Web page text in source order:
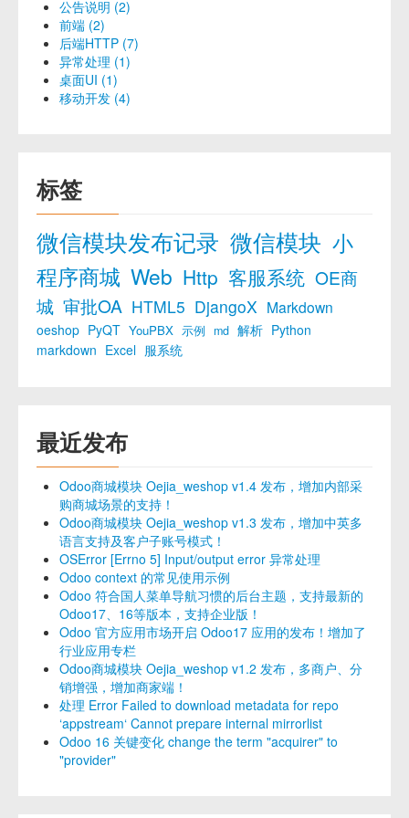
公告说明 (2)
前端 (2)
后端HTTP (7)
异常处理 (1)
桌面UI (1)
移动开发 (4)
标签
微信模块发布记录 微信模块 小
程序商城 Web Http 客服系统 OE商
城 审批OA HTML5 DjangoX Markdown
oeshop PyQT YouPBX 示例 md 解析 Python
markdown Excel 服系统
最近发布
Odoo商城模块 Oejia_weshop v1.4 发布，增加内部采
购商城场景的支持！
Odoo商城模块 Oejia_weshop v1.3 发布，增加中英多
语言支持及客户子账号模式！
OSError [Errno 5] Input/output error 异常处理
Odoo context 的常见使用示例
Odoo 符合国人菜单导航习惯的后台主题，支持最新的
Odoo17、16等版本，支持企业版！
Odoo 官方应用市场开启 Odoo17 应用的发布！增加了
行业应用专栏
Odoo商城模块 Oejia_weshop v1.2 发布，多商户、分
销增强，增加商家端！
处理 Error Failed to download metadata for repo
‘appstream‘ Cannot prepare internal mirrorlist
Odoo 16 关键变化 change the term "acquirer" to
"provider"